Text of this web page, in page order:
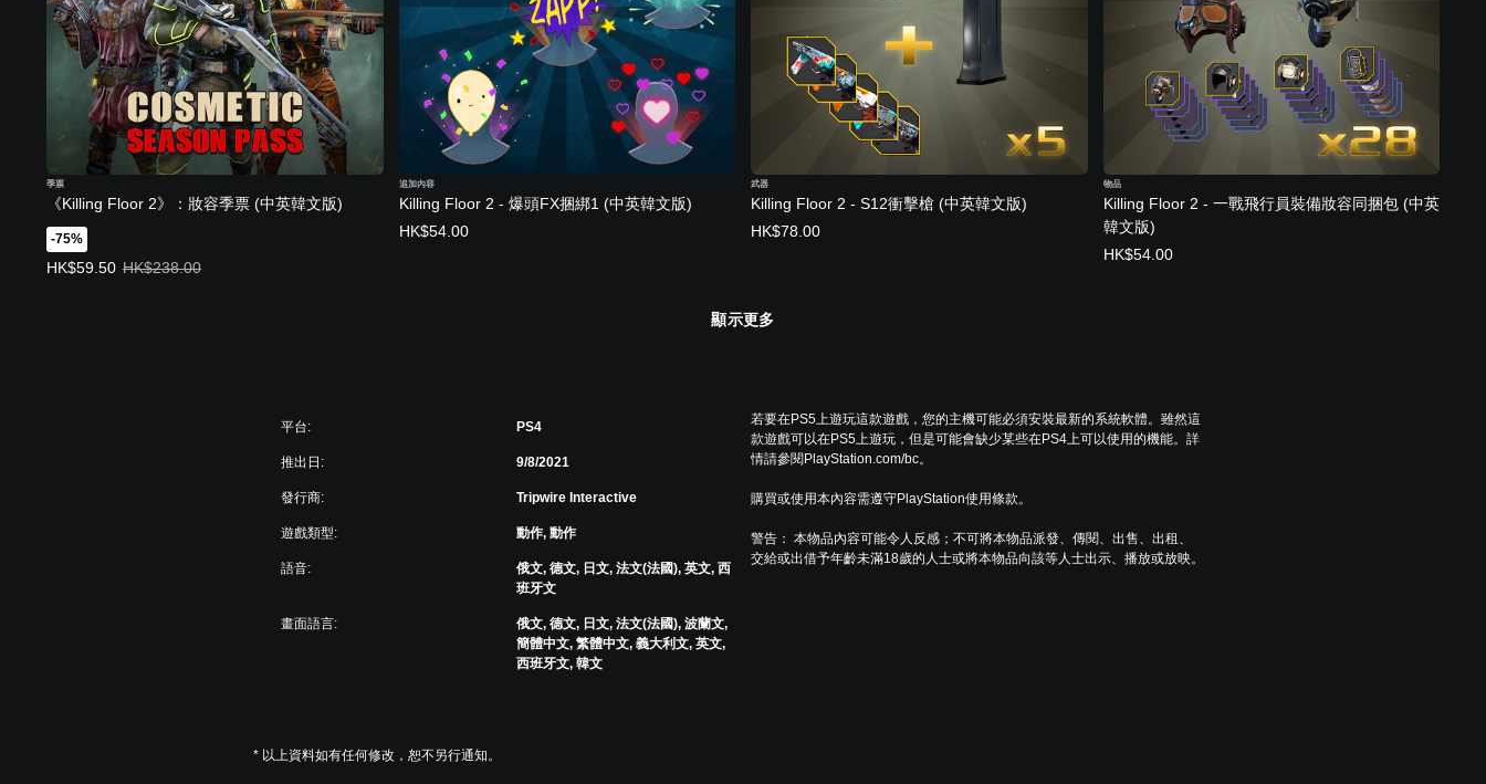
《Killing Floor 2》：妝容季票 (中英韓文版)
季票
-75%
HK$59.50
優惠價HK$59.50。原價HK$238.00。
HK$238.00
Killing Floor 2 - 爆頭FX捆綁1 (中英韓文版)
追加內容
HK$54.00
Killing Floor 2 - S12衝擊槍 (中英韓文版)
武器
HK$78.00
Killing Floor 2 - 一戰飛行員裝備妝容同捆包 (中英
韓文版)
物品
HK$54.00
顯示更多
平台: PS4
推出日: 9/8/2021
發行商: Tripwire Interactive
遊戲類型: 動作, 動作
語音:
俄文, 德文, 日文, 法文(法國), 英文, 西
班牙文
畫面語言:
俄文, 德文, 日文, 法文(法國), 波蘭文,
簡體中文, 繁體中文, 義大利文, 英文,
西班牙文, 韓文
若要在PS5上遊玩這款遊戲，您的主機可能必須安裝最新的系統軟體。雖然這
款遊戲可以在PS5上遊玩，但是可能會缺少某些在PS4上可以使用的機能。詳
情請參閱PlayStation.com/bc。
購買或使用本內容需遵守PlayStation使用條款。
警告： 本物品內容可能令人反感；不可將本物品派發、傳閱、出售、出租、
交給或出借予年齡未滿18歲的人士或將本物品向該等人士出示、播放或放映。
* 以上資料如有任何修改，恕不另行通知。